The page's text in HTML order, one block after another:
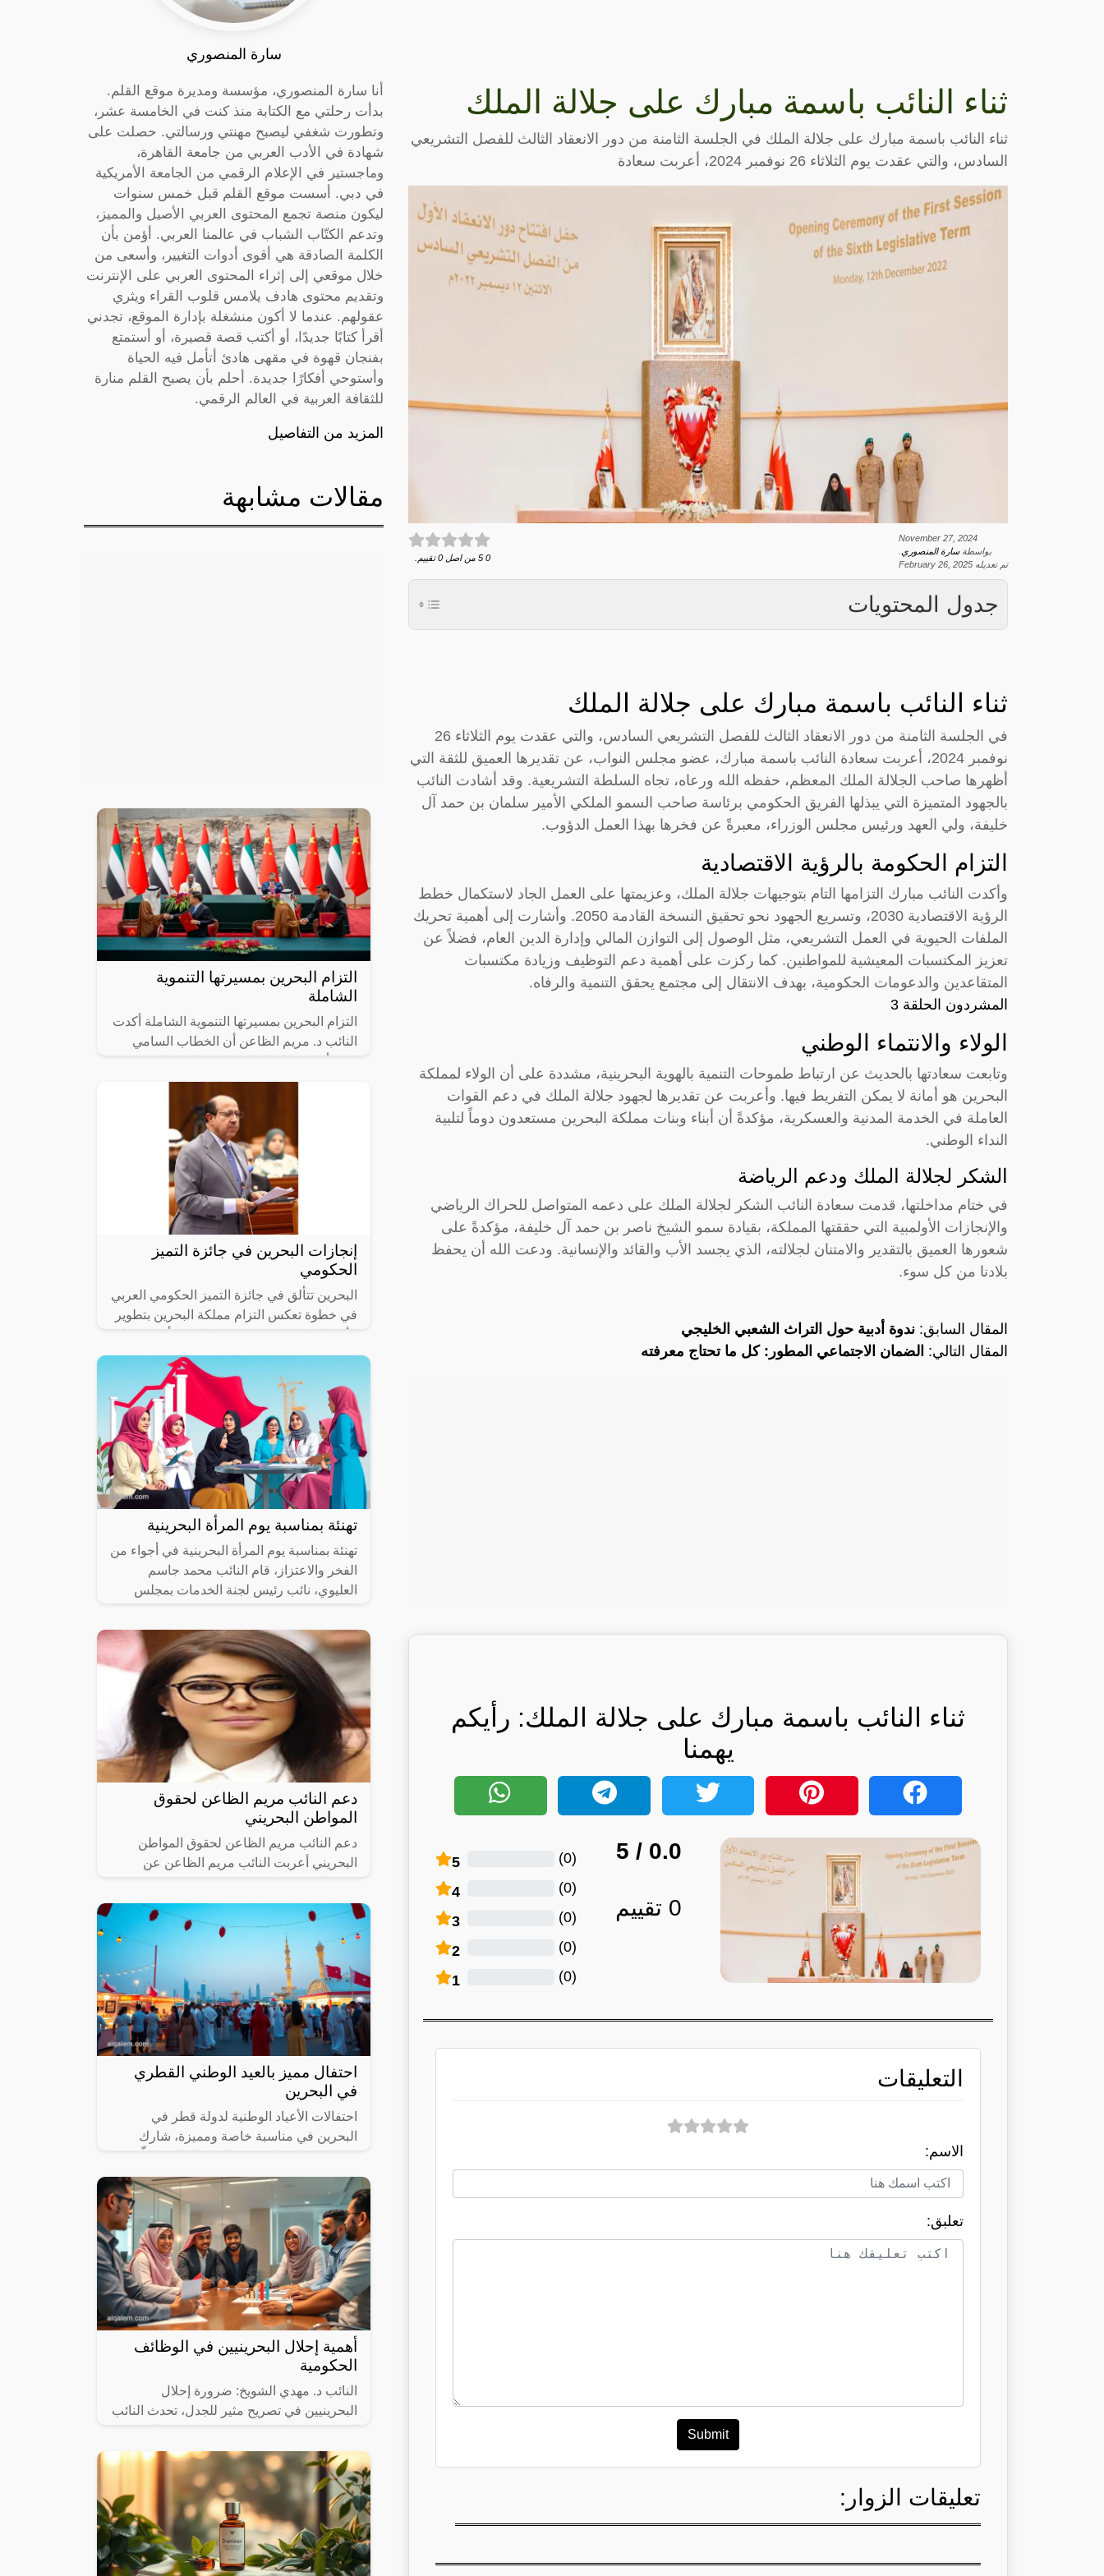
ثناء النائب باسمة مبارك على جلالة الملك
ثناء النائب باسمة مبارك على جلالة الملك في الجلسة الثامنة من دور الانعقاد الثالث للفصل التشريعي
السادس، والتي عقدت يوم الثلاثاء 26 نوفمبر 2024، أعربت سعادة
November 27, 2024
بواسطةسارة المنصوري
تم تعديله February 26, 2025
0
5 من اصل 0 تقييم.
جدول المحتويات
ثناء النائب باسمة مبارك على جلالة الملك
في الجلسة الثامنة من دور الانعقاد الثالث للفصل التشريعي السادس، والتي عقدت يوم الثلاثاء 26
نوفمبر 2024، أعربت سعادة النائب باسمة مبارك، عضو مجلس النواب، عن تقديرها العميق للثقة التي
أظهرها صاحب الجلالة الملك المعظم، حفظه الله ورعاه، تجاه السلطة التشريعية. وقد أشادت النائب
بالجهود المتميزة التي يبذلها الفريق الحكومي برئاسة صاحب السمو الملكي الأمير سلمان بن حمد آل
خليفة، ولي العهد ورئيس مجلس الوزراء، معبرةً عن فخرها بهذا العمل الدؤوب.
التزام الحكومة بالرؤية الاقتصادية
وأكدت النائب مبارك التزامها التام بتوجيهات جلالة الملك، وعزيمتها على العمل الجاد لاستكمال خطط
الرؤية الاقتصادية 2030، وتسريع الجهود نحو تحقيق النسخة القادمة 2050. وأشارت إلى أهمية تحريك
الملفات الحيوية في العمل التشريعي، مثل الوصول إلى التوازن المالي وإدارة الدين العام، فضلاً عن
تعزيز المكتسبات المعيشية للمواطنين. كما ركزت على أهمية دعم التوظيف وزيادة مكتسبات
المتقاعدين والدعومات الحكومية، بهدف الانتقال إلى مجتمع يحقق التنمية والرفاه.
المشردون الحلقة 3
الولاء والانتماء الوطني
وتابعت سعادتها بالحديث عن ارتباط طموحات التنمية بالهوية البحرينية، مشددة على أن الولاء لمملكة
البحرين هو أمانة لا يمكن التفريط فيها. وأعربت عن تقديرها لجهود جلالة الملك في دعم القوات
العاملة في الخدمة المدنية والعسكرية، مؤكدةً أن أبناء وبنات مملكة البحرين مستعدون دوماً لتلبية
النداء الوطني.
الشكر لجلالة الملك ودعم الرياضة
في ختام مداخلتها، قدمت سعادة النائب الشكر لجلالة الملك على دعمه المتواصل للحراك الرياضي
والإنجازات الأولمبية التي حققتها المملكة، بقيادة سمو الشيخ ناصر بن حمد آل خليفة، مؤكدةً على
شعورها العميق بالتقدير والامتنان لجلالته، الذي يجسد الأب والقائد والإنسانية. ودعت الله أن يحفظ
بلادنا من كل سوء.
المقال السابق: ندوة أدبية حول التراث الشعبي الخليجي
المقال التالي: الضمان الاجتماعي المطور: كل ما تحتاج معرفته
ثناء النائب باسمة مبارك على جلالة الملك: رأيكم
يهمنا
0.0
/ 5
0 تقييم
5 (
0
)
4 (
0
)
3 (
0
)
2 (
0
)
1 (
0
)
التعليقات
الاسم:
تعلبق:
Submit
تعليقات الزوار:
سارة المنصوري
أنا سارة المنصوري، مؤسسة ومديرة موقع القلم.
بدأت رحلتي مع الكتابة منذ كنت في الخامسة عشر،
وتطورت شغفي ليصبح مهنتي ورسالتي. حصلت على
شهادة في الأدب العربي من جامعة القاهرة،
وماجستير في الإعلام الرقمي من الجامعة الأمريكية
في دبي. أسست موقع القلم قبل خمس سنوات
ليكون منصة تجمع المحتوى العربي الأصيل والمميز،
وتدعم الكتّاب الشباب في عالمنا العربي. أؤمن بأن
الكلمة الصادقة هي أقوى أدوات التغيير، وأسعى من
خلال موقعي إلى إثراء المحتوى العربي على الإنترنت
وتقديم محتوى هادف يلامس قلوب القراء ويثري
عقولهم. عندما لا أكون منشغلة بإدارة الموقع، تجدني
أقرأ كتابًا جديدًا، أو أكتب قصة قصيرة، أو أستمتع
بفنجان قهوة في مقهى هادئ أتأمل فيه الحياة
وأستوحي أفكارًا جديدة. أحلم بأن يصبح القلم منارة
للثقافة العربية في العالم الرقمي.
المزيد من التفاصيل
مقالات مشابهة
التزام البحرين بمسيرتها التنموية
الشاملة
التزام البحرين بمسيرتها التنموية الشاملة أكدت
النائب د. مريم الظاعن أن الخطاب السامي
القوي بمسيرتها التنموية
إنجازات البحرين في جائزة التميز
الحكومي
البحرين تتألق في جائزة التميز الحكومي العربي
في خطوة تعكس التزام مملكة البحرين بتطوير
السيد خالد حسين المسقطي،
تهنئة بمناسبة يوم المرأة البحرينية
تهنئة بمناسبة يوم المرأة البحرينية في أجواء من
الفخر والاعتزاز، قام النائب محمد جاسم
العليوي، نائب رئيس لجنة الخدمات بمجلس
دعم النائب مريم الظاعن لحقوق
المواطن البحريني
دعم النائب مريم الظاعن لحقوق المواطن
البحريني أعربت النائب مريم الظاعن عن
تحسين أوضاع المواطن البحريني، حيث أكدت
أن
احتفال مميز بالعيد الوطني القطري
في البحرين
احتفالات الأعياد الوطنية لدولة قطر في
البحرين في مناسبة خاصة ومميزة، شارك
سفارة دولة قطر في مملكة البحرين. هذا
الحدث
أهمية إحلال البحرينيين في الوظائف
الحكومية
النائب د. مهدي الشويخ: ضرورة إحلال
البحرينيين في تصريح مثير للجدل، تحدث النائب
على الموظفين الأجانب في القطاع العام،